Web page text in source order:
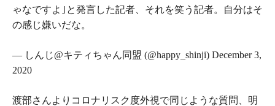
ゃなですよ｣と発言した記者、それを笑う記者。自分はそ
の感じ嫌いだな。
— しんじ@キティちゃん同盟 (@happy_shinji) December 3,
2020
渡部さんよりコロナリスク度外視で同じような質問、明